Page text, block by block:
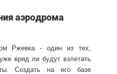
аэродрома
Ржевка - один из тех,
вряд ли будут взлетать
Создать на его базе